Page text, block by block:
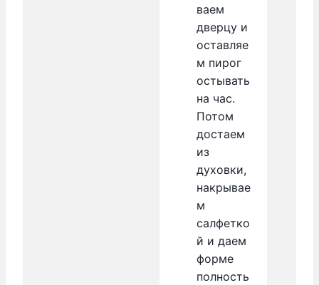
ваем
дверцу и
оставляе
м пирог
остывать
на час.
Потом
достаем
из
духовки,
накрывае
м
салфетко
й и даем
форме
полность